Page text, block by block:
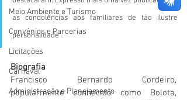
Meio Ambiente e Turismo
Convênios e Parcerias
Licitações
Carnaval
Administração e Planejamento
as condolências aos familiares de tão ilustre
personalidade".
Biografia
Francisco Bernardo Cordeiro,
popularmente conhecido como Bolota,